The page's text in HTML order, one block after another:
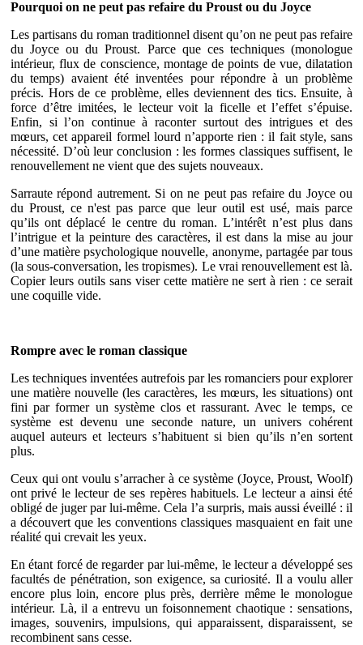
Pourquoi on ne peut pas refaire du Proust ou du Joyce
Les partisans du roman traditionnel disent qu’on ne peut pas refaire
du Joyce ou du Proust. Parce que ces techniques (monologue
intérieur, flux de conscience, montage de points de vue, dilatation
du temps) avaient été inventées pour répondre à un problème
précis. Hors de ce problème, elles deviennent des tics. Ensuite, à
force d’être imitées, le lecteur voit la ficelle et l’effet s’épuise.
Enfin, si l’on continue à raconter surtout des intrigues et des
mœurs, cet appareil formel lourd n’apporte rien : il fait style, sans
nécessité. D’où leur conclusion : les formes classiques suffisent, le
renouvellement ne vient que des sujets nouveaux.
Sarraute répond autrement. Si on ne peut pas refaire du Joyce ou
du Proust, ce n'est pas parce que leur outil est usé, mais parce
qu’ils ont déplacé le centre du roman. L’intérêt n’est plus dans
l’intrigue et la peinture des caractères, il est dans la mise au jour
d’une matière psychologique nouvelle, anonyme, partagée par tous
(la sous-conversation, les tropismes). Le vrai renouvellement est là.
Copier leurs outils sans viser cette matière ne sert à rien : ce serait
une coquille vide.
Rompre avec le roman classique
Les techniques inventées autrefois par les romanciers pour explorer
une matière nouvelle (les caractères, les mœurs, les situations) ont
fini par former un système clos et rassurant. Avec le temps, ce
système est devenu une seconde nature, un univers cohérent
auquel auteurs et lecteurs s’habituent si bien qu’ils n’en sortent
plus.
Ceux qui ont voulu s’arracher à ce système (Joyce, Proust, Woolf)
ont privé le lecteur de ses repères habituels. Le lecteur a ainsi été
obligé de juger par lui-même. Cela l’a surpris, mais aussi éveillé : il
a découvert que les conventions classiques masquaient en fait une
réalité qui crevait les yeux.
En étant forcé de regarder par lui-même, le lecteur a développé ses
facultés de pénétration, son exigence, sa curiosité. Il a voulu aller
encore plus loin, encore plus près, derrière même le monologue
intérieur. Là, il a entrevu un foisonnement chaotique : sensations,
images, souvenirs, impulsions, qui apparaissent, disparaissent, se
recombinent sans cesse.